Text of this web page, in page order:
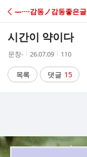
C
―····감동ノ감동좋은글
시간이 약이다
작
자
문창-
작
시
간
26.07.09
조
수
110
목록 댓글 15